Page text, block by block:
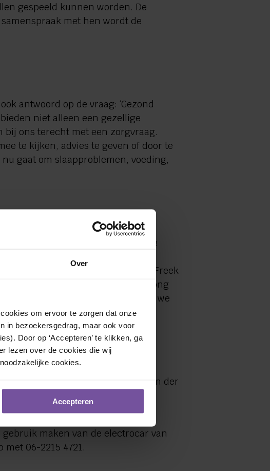
Over
om ervoor te zorgen dat onze
in bezoekersgedrag, maar ook voor
Door op ‘Accepteren’ te klikken, ga
lezen over de cookies die wij
cookies.
Accepteren
gespeeld kunnen worden. De
met hen wordt de
antwoord op de vraag: ‘Gezond
niet alleen een gezellige
bij ons terecht met een zorgvraag.
te kijken, advies te geven of door te
gaat om slaapproblemen, voeding,
kijken we hoeveel mensen de
en de Hamalandhal werken al
jaar met haar dagactiviteiten. Freek
is ingericht voor jong
Een doelgroep die we
uur in de Hamalandhal aan de Van der
2 euro per persoon inclusief
maken van de electrocar van
06-2215 4721.